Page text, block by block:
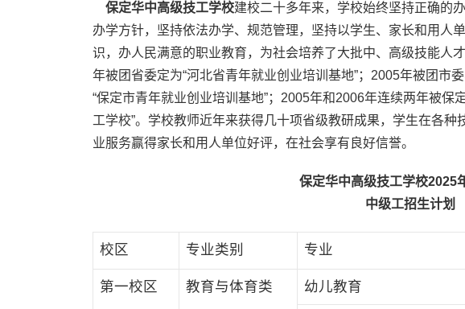
保定华中高级技工学校建校二十多年来，学校始终坚持正确的
办学方针，坚持依法办学、规范管理，坚持以学生、家长和用人
识，办人民满意的职业教育，为社会培养了大批中、高级技能人
年被团省委定为“河北省青年就业创业培训基地”；2005年被团市
“保定市青年就业创业培训基地”；2005年和2006年连续两年被保
工学校”。学校教师近年来获得几十项省级教研成果，学生在各
业服务赢得家长和用人单位好评，在社会享有良好信誉。
保定华中高级技工学校2025
中级工招生计划
校区 专业类别 专业
第一校区 教育与体育类 幼儿教育